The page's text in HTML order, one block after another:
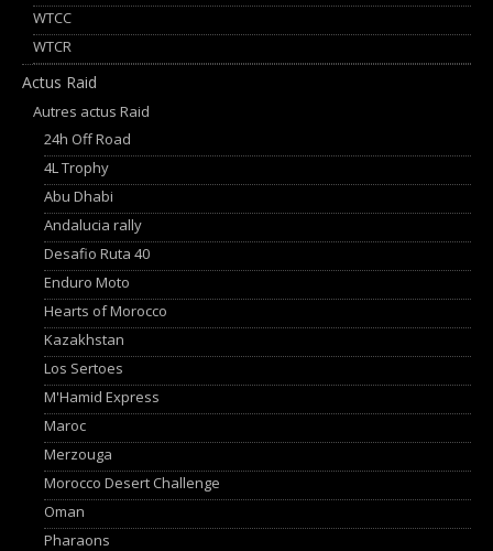
WTCC
WTCR
Actus Raid
Autres actus Raid
24h Off Road
4L Trophy
Abu Dhabi
Andalucia rally
Desafio Ruta 40
Enduro Moto
Hearts of Morocco
Kazakhstan
Los Sertoes
M'Hamid Express
Maroc
Merzouga
Morocco Desert Challenge
Oman
Pharaons